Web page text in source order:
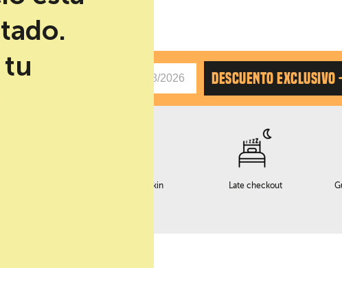
FECHAS DESCUENTO
Servicio early checkin Late checkout